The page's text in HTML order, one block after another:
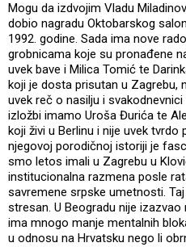
Mogu da izdvojim Vladu
dobio nagradu Oktobarskog
1992. godine. Sada ima nove
grobnicama koje su pronađene
uvek bave i Milica Tomić te
koji je dosta prisutan u Zagrebu,
uvek reč o nasilju i
izložbi imamo Uroša Đurića te
koji živi u Berlinu i nije uvek tvrdo
njegovoj porodičnoj istoriji je
smo letos imali u Zagrebu u
institucionalna razmena posle
savremene srpske umetnosti.
stresan. U Beogradu nije
ima mnogo manje mentalnih
u odnosu na Hrvatsku nego li